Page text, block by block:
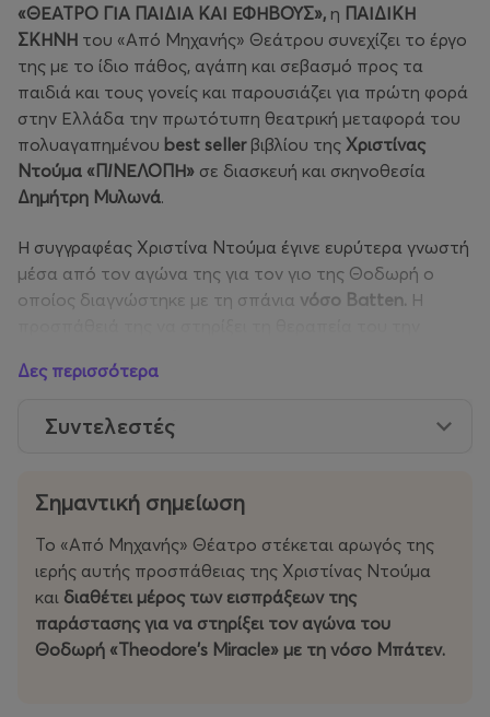
«ΘΕΑΤΡΟ ΓΙΑ ΠΑΙΔΙΑ ΚΑΙ ΕΦΗΒΟΥΣ», η ΠΑΙΔΙΚΗ
ΣΚΗΝΗ του «Από Μηχανής» Θεάτρου συνεχίζει το έργο
της με το ίδιο πάθος, αγάπη και σεβασμό προς τα
παιδιά και τους γονείς και παρουσιάζει για πρώτη φορά
στην Ελλάδα την πρωτότυπη θεατρική μεταφορά του
πολυαγαπημένου best sellerβιβλίου της Χριστίνας
Ντούμα «ΠΙΝΕΛΟΠΗ» σε διασκευή και σκηνοθεσία
Δημήτρη Μυλωνά.
Η συγγραφέας Χριστίνα Ντούμα έγινε ευρύτερα γνωστή
μέσα από τον αγώνα της για τον γιο της Θοδωρή ο
οποίος διαγνώστηκε με τη σπάνια νόσο Batten. Η
δημιουργία της πρωτοβουλίας
πόρων για την καταπολέμηση της νόσου.
και την αγάπη της οικογένειάς του, χάνει το αγαπημένο
του πινέλο. Το πινέλο τυχαία θα βρεθεί από την
Αναστασία, ένα ορφανό προσφυγόπουλο η οποία
λατρεύει τη ζωγραφική καθώς εκεί βρίσκει παρηγοριά
από τα δεινά του ξεριζωμού και τον πόνο της
Δες περισσότερα
Συντελεστές
Σημαντική σημείωση
Το «Από Μηχανής» Θέατρο στέκεται αρωγός της
ιερής αυτής προσπάθειας της Χριστίνας Ντούμα
και διαθέτει μέρος των εισπράξεων της
παράστασης για να στηρίξει τον αγώνα του
Θοδωρή «Theodore’s Miracle» με τη νόσο Μπάτεν.